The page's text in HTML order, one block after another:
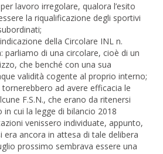
lavoro irregolare, qualora l’esito
la riqualificazione degli sportivi
della Circolare INL n.
parliamo di una circolare, cioè di un
che benché con una sua
validità cogente al proprio interno;
ad avere efficacia le
F.S.N., che erano da ritenersi
cui la legge di bilancio 2018
venissero individuate, appunto,
era ancora in attesa di tale delibera
prossimo sembrava essere una